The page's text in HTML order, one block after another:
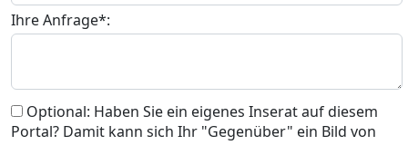
Ihre Anfrage*:
Optional: Haben Sie ein eigenes Inserat auf diesem
Portal? Damit kann sich Ihr "Gegenüber" ein Bild von